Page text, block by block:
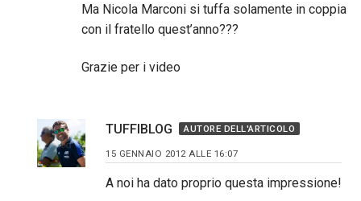
Ma Nicola Marconi si tuffa solamente in coppia
con il fratello quest’anno???
Grazie per i video
TUFFIBLOG AUTORE DELL'ARTICOLO
15 GENNAIO 2012 ALLE 16:07
A noi ha dato proprio questa impressione!